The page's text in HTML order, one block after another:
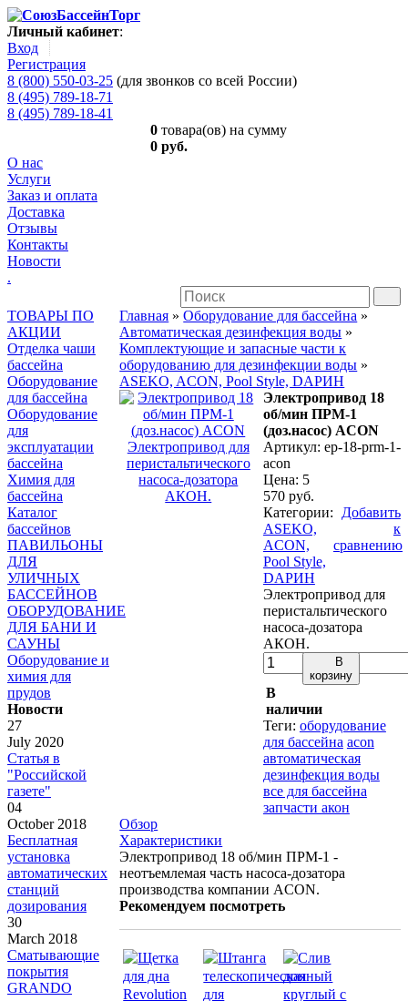
Личный кабинет:
Вход
Регистрация
8 (800) 550-03-25 (для звонков со всей России)
8 (495) 789-18-71
8 (495) 789-18-41
0 товара(ов) на сумму
0 руб.
О нас
Услуги
Заказ и оплата
Доставка
Отзывы
Контакты
Новости
.
ТОВАРЫ ПО
АКЦИИ
Отделка чаши
бассейна
Оборудование
для бассейна
Оборудование
для
эксплуатации
бассейна
Химия для
бассейна
Каталог
бассейнов
ПАВИЛЬОНЫ
ДЛЯ
УЛИЧНЫХ
БАССЕЙНОВ
ОБОРУДОВАНИЕ
ДЛЯ БАНИ И
САУНЫ
Оборудование и
химия для
прудов
Новости
27
July 2020
Статья в
"Российской
газете"
04
October 2018
Бесплатная
установка
автоматических
станций
дозирования
30
March 2018
Сматывающие
покрытия
GRANDO
Главная »Оборудование для бассейна »
Автоматическая дезинфекция воды »
Комплектующие и запасные части к
оборудованию для дезинфекции воды »
ASEKO, ACON, Pool Style, DАРИН
Электропривод 18
об/мин ПРМ-1
(доз.насос) ACON
Артикул: ep-18-prm-1-
acon
Цена: 5
570 руб.
Категории:
ASEKO,
ACON,
Pool Style,
DАРИН
Добавить
к
сравнению
Электропривод для
перистальтического
насоса-дозатора
AКОН.
В
корзину
В
наличии
Теги: оборудование
для бассейна acon
автоматическая
дезинфекция воды
все для бассейна
запчасти акон
Обзор
Характеристики
Электропривод 18 об/мин ПРМ-1 -
неотъемлемая часть насоса-дозатора
производства компании ACON.
Рекомендуем посмотреть